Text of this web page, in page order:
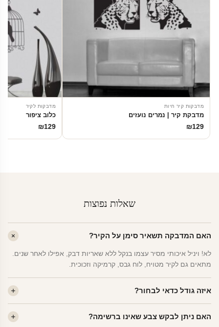
מדבקות קיר חיות
מדבקת קיר | נמרים נועזים
₪129
מדבקות לקיר
כלוב ציפור
₪129
שאלות נפוצות
האם המדבקה תשאיר סימן על הקיר?
לא! ויניל איכותי מסיר עצמו בנקל ללא שאריות דבק, אפילו לאחר שנים.
מתאים גם לקיר מטויח, לוח גבס, קרמיקה וזכוכית.
איזה גודל כדאי לבחור?
שינה של מבוגרים — L. לפינה קטנה — S.
האם ניתן לבקש צבע שאינו ברשימה?